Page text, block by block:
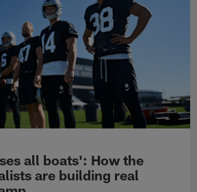
all boats': How the
are building real